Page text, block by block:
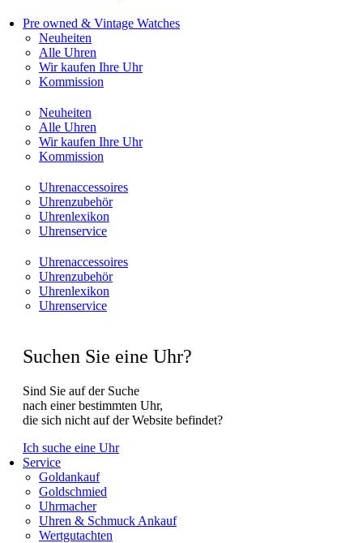
Pre owned & Vintage Watches
Neuheiten
Alle Uhren
Wir kaufen Ihre Uhr
Kommission
Neuheiten
Alle Uhren
Wir kaufen Ihre Uhr
Kommission
Uhrenaccessoires
Uhrenzubehör
Uhrenlexikon
Uhrenservice
Uhrenaccessoires
Uhrenzubehör
Uhrenlexikon
Uhrenservice
Suchen Sie eine Uhr?
Sind Sie auf der Suche
nach einer bestimmten Uhr,
die sich nicht auf der Website befindet?
Ich suche eine Uhr
Service
Goldankauf
Goldschmied
Uhrmacher
Uhren & Schmuck Ankauf
Wertgutachten